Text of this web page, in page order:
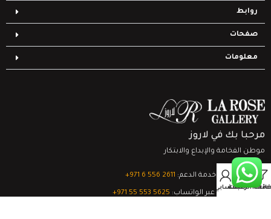
روابط
صفحات
معلومات
مرحبا بك في لاروز
موطن الفخامة والإبداع والابتكار
تواصل مع خدمة الدعم: ‎+971 6 556 2611
الدعم الفني عبر الواتساب: ‎+971 55 553 5625
قائمة الرغبات
0
السلةحسابي